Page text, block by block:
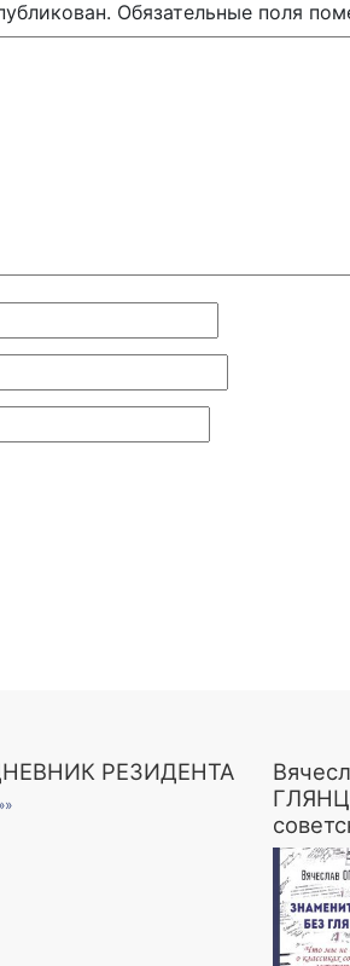
Обязательные поля
РЕЗИДЕНТА